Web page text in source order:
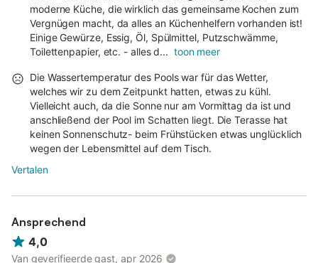
moderne Küche, die wirklich das gemeinsame Kochen zum
Vergnügen macht, da alles an Küchenhelfern vorhanden ist!
Einige Gewürze, Essig, Öl, Spülmittel, Putzschwämme,
Toilettenpapier, etc. - alles d... toon meer
Die Wassertemperatur des Pools war für das Wetter,
welches wir zu dem Zeitpunkt hatten, etwas zu kühl.
Vielleicht auch, da die Sonne nur am Vormittag da ist und
anschließend der Pool im Schatten liegt. Die Terasse hat
keinen Sonnenschutz- beim Frühstücken etwas unglücklich
wegen der Lebensmittel auf dem Tisch.
Vertalen
Ansprechend
4,0
Van geverifieerde gast, apr 2026